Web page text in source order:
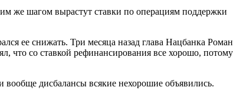
же шагом вырастут ставки по операциям поддержки
ее снижать. Три месяца назад глава Нацбанка Роман
что со ставкой рефинансирования все хорошо, потому
вообще дисбалансы всякие нехорошие объявились.